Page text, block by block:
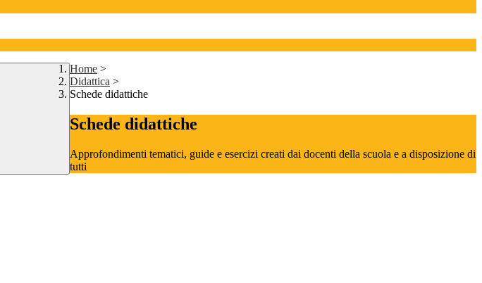
Home >
Didattica >
Schede didattiche
Schede didattiche
Approfondimenti tematici, guide e esercizi creati dai docenti della scuola e a disposizione di
tutti